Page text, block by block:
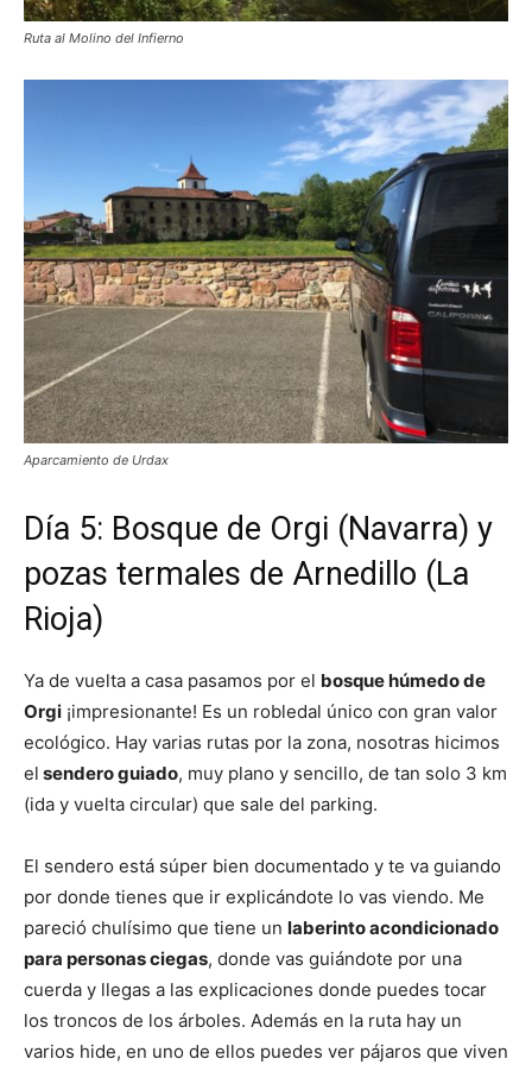
Ruta al Molino del Infierno
Aparcamiento de Urdax
Día 5: Bosque de Orgi (Navarra) y
pozas termales de Arnedillo (La
Rioja)
Ya de vuelta a casa pasamos por el bosque húmedo de
Orgi ¡impresionante! Es un robledal único con gran valor
ecológico. Hay varias rutas por la zona, nosotras hicimos
el sendero guiado, muy plano y sencillo, de tan solo 3 km
(ida y vuelta circular) que sale del parking.
El sendero está súper bien documentado y te va guiando
por donde tienes que ir explicándote lo vas viendo. Me
pareció chulísimo que tiene un laberinto acondicionado
para personas ciegas, donde vas guiándote por una
cuerda y llegas a las explicaciones donde puedes tocar
los troncos de los árboles. Además en la ruta hay un
varios hide, en uno de ellos puedes ver pájaros que viven